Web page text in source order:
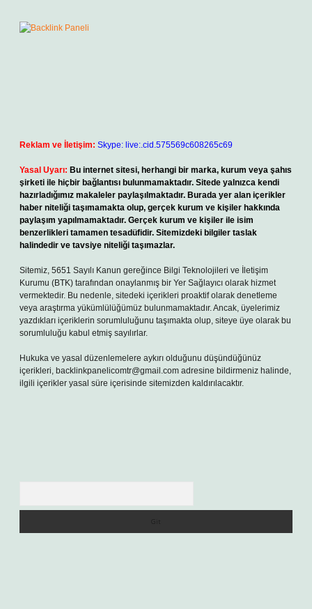
Reklam ve İletişim: Skype: live:.cid.575569c608265c69
Yasal Uyarı: Bu internet sitesi, herhangi bir marka, kurum veya şahıs
şirketi ile hiçbir bağlantısı bulunmamaktadır. Sitede yalnızca kendi
hazırladığımız makaleler paylaşılmaktadır. Burada yer alan içerikler
haber niteliği taşımamakta olup, gerçek kurum ve kişiler hakkında
paylaşım yapılmamaktadır. Gerçek kurum ve kişiler ile isim
benzerlikleri tamamen tesadüfidir. Sitemizdeki bilgiler taslak
halindedir ve tavsiye niteliği taşımazlar.
Sitemiz, 5651 Sayılı Kanun gereğince Bilgi Teknolojileri ve İletişim
Kurumu (BTK) tarafından onaylanmış bir Yer Sağlayıcı olarak hizmet
vermektedir. Bu nedenle, sitedeki içerikleri proaktif olarak denetleme
veya araştırma yükümlülüğümüz bulunmamaktadır. Ancak, üyelerimiz
yazdıkları içeriklerin sorumluluğunu taşımakta olup, siteye üye olarak bu
sorumluluğu kabul etmiş sayılırlar.
Hukuka ve yasal düzenlemelere aykırı olduğunu düşündüğünüz
içerikleri, backlinkpanelicomtr@gmail.com adresine bildirmeniz halinde,
ilgili içerikler yasal süre içerisinde sitemizden kaldırılacaktır.